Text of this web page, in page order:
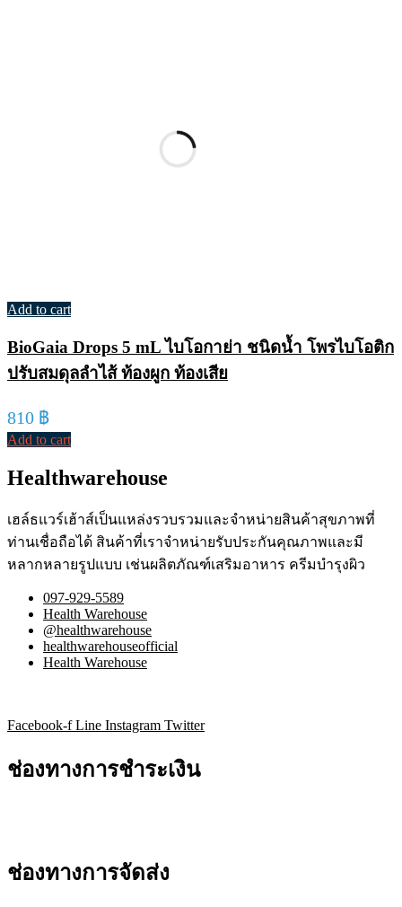
Add to cart
BioGaia Drops 5 mL ไบโอกาย่า ชนิดน้ำ โพรไบโอติก
ปรับสมดุลลำไส้ ท้องผูก ท้องเสีย
810 ฿
Add to cart
Healthwarehouse
เฮล์ธแวร์เฮ้าส์เป็นแหล่งรวบรวมและจำหน่ายสินค้าสุขภาพที่
ท่านเชื่อถือได้ สินค้าที่เราจำหน่ายรับประกันคุณภาพและมี
หลากหลายรูปแบบ เช่นผลิตภัณฑ์เสริมอาหาร ครีมบำรุงผิว
097-929-5589
Health Warehouse
@healthwarehouse
healthwarehouseofficial
Health Warehouse
Facebook-f Line Instagram Twitter
ช่องทางการชำระเงิน
ช่องทางการจัดส่ง